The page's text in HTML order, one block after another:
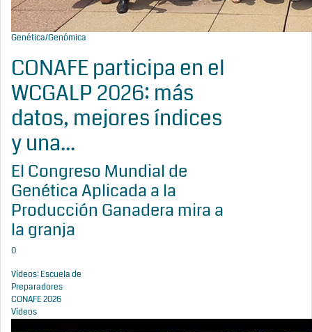
Genética/Genómica
CONAFE participa en el
WCGALP 2026: más
datos, mejores índices
y una...
El Congreso Mundial de
Genética Aplicada a la
Producción Ganadera mira a
la granja
0
Vídeos: Escuela de
Preparadores
CONAFE 2026
Vídeos